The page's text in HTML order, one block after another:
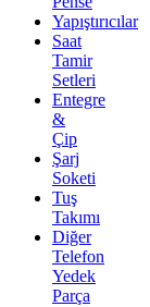
Yapıştırıcılar
Saat
Tamir
Setleri
Entegre
&
Çip
Şarj
Soketi
Tuş
Takımı
Diğer
Telefon
Yedek
Parça